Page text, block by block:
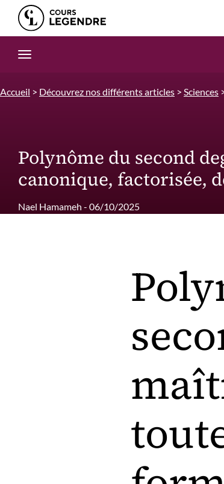
Edition.CL (Groupe Cours Legendre)
Ouvrir la navigation
Accueil > Découvrez nos différents articles > Sciences
Polynôme du second
canonique, factorisée,
Nael Hamameh - 06/10/2025